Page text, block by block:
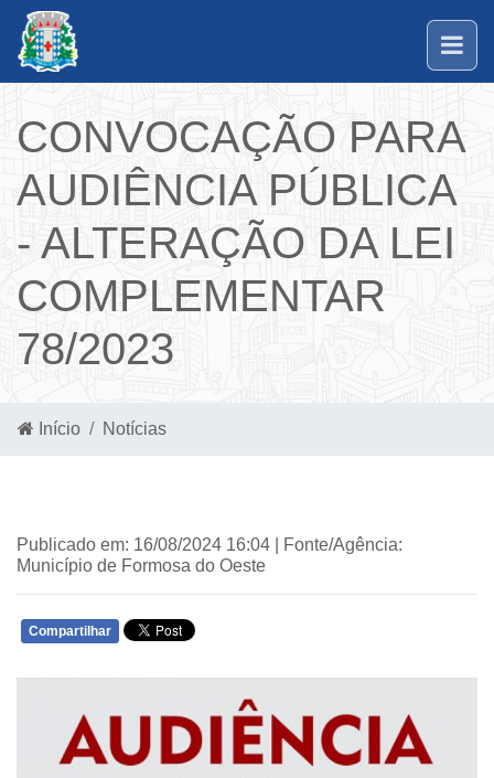
CONVOCAÇÃO PARA
AUDIÊNCIA PÚBLICA
- ALTERAÇÃO DA LEI
COMPLEMENTAR
78/2023
Início Notícias
Publicado em: 16/08/2024 16:04 | Fonte/Agência:
Município de Formosa do Oeste
Compartilhar